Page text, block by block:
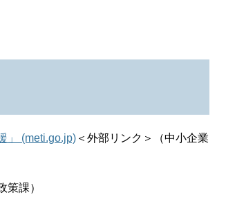
」 (meti.go.jp) ＜外部リンク＞
（中小企業
策課）